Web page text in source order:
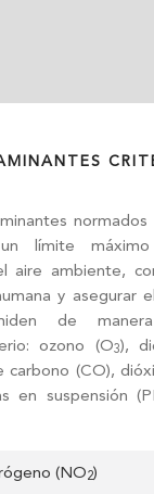
límite
aire ambiente,
y asegurar
de
ozono (O3),
carbono (CO),
en suspensión
(NO2)